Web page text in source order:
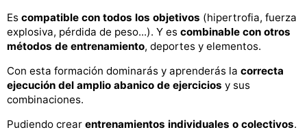
Es compatible con todos los objetivos (hipertrofia, fuerza
explosiva, pérdida de peso...). Y es combinable con otros
métodos de entrenamiento, deportes y elementos.
Con esta formación dominarás y aprenderás la correcta
ejecución del amplio abanico de ejercicios y sus
combinaciones.
Pudiendo crear entrenamientos individuales o colectivos.